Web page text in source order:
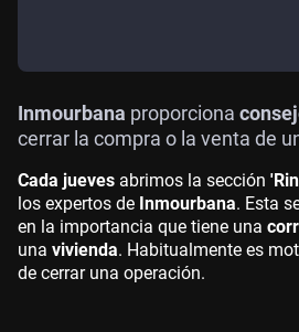
Inmourbana proporciona
cerrar la compra o la venta de
Cada jueves abrimos la sección
los expertos de Inmourbana. Esta
en la importancia que tiene una
una vivienda. Habitualmente es
de cerrar una operación.